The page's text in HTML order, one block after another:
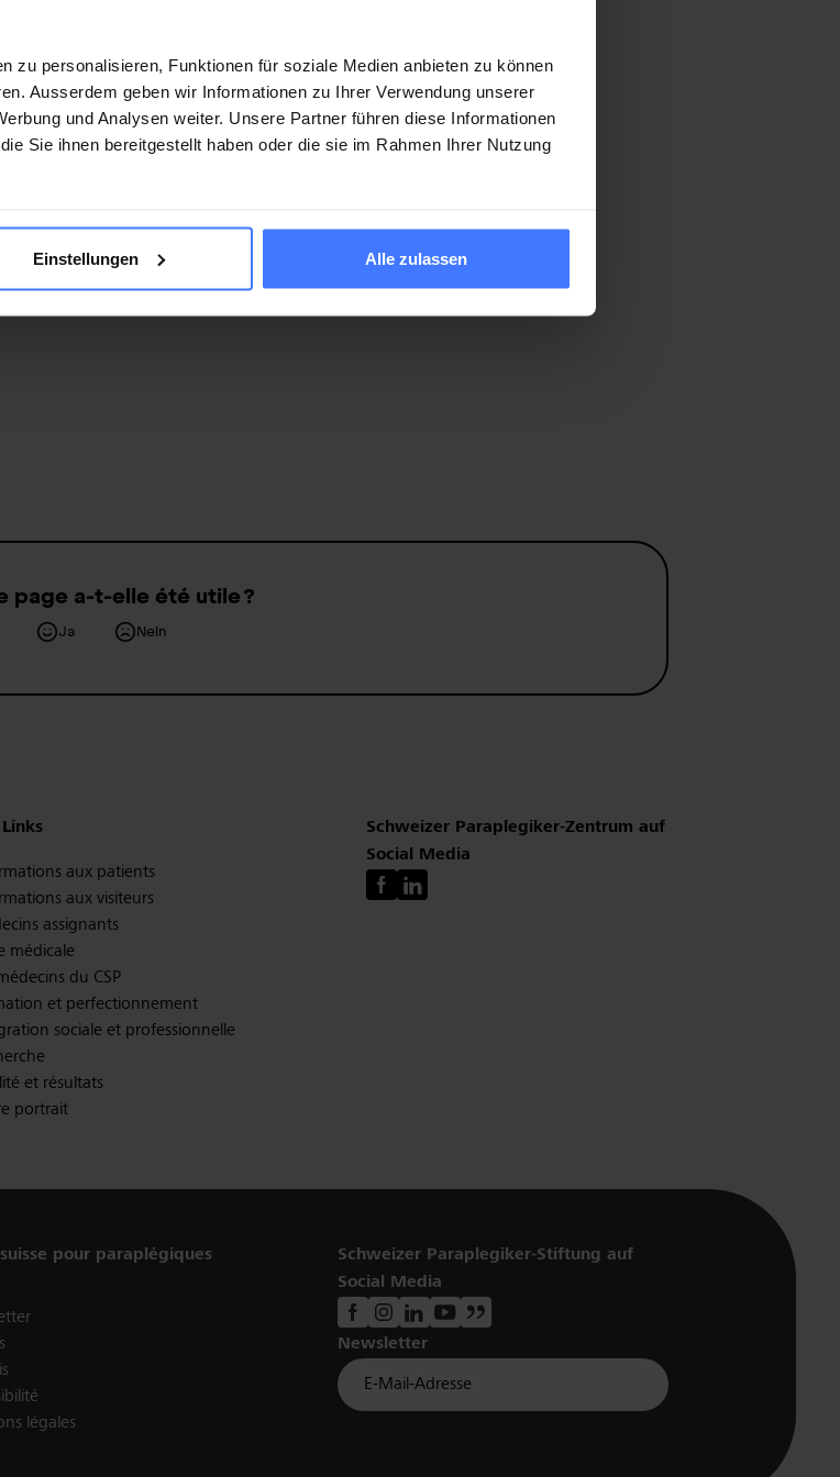
zu personalisieren, Funktionen für soziale Medien anbieten zu können
Ausserdem geben wir Informationen zu Ihrer Verwendung unserer
und Analysen weiter. Unsere Partner führen diese Informationen
Sie ihnen bereitgestellt haben oder die sie im Rahmen Ihrer Nutzung
Einstellungen Alle zulassen
spinale
page a-t-elle été utile ?
Ja Nein
aux patients
aux visiteurs
assignants
médicale
du CSP
et perfectionnement
sociale et professionnelle
et résultats
portrait
Schweizer Paraplegiker-Zentrum auf
Social Media
pour paraplégiques
légales
Schweizer Paraplegiker-Stiftung auf
Social Media
Newsletter
Für Newsletter der Paraplegiker Stiftung anmelden